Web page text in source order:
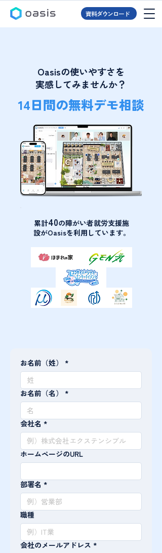
資料ダウンロード
Oasisの使いやすさを
実感してみませんか？
14日間の無料デモ相談
累計40の障がい者就労支援施
設がOasisを利用しています。
お名前（姓） *
お名前（名） *
会社名 *
ホームページのURL
部署名 *
職種
会社のメールアドレス *